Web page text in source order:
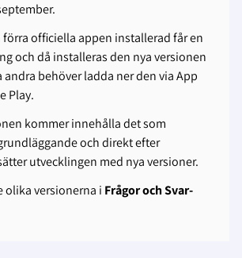
förra officiella appen installerad får en
och då installeras den nya versionen
behöver ladda ner den via App
Play.
kommer innehålla det som
och direkt efter
utvecklingen med nya versioner.
olika versionerna i Frågor och Svar-